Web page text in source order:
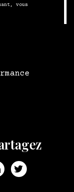
vous